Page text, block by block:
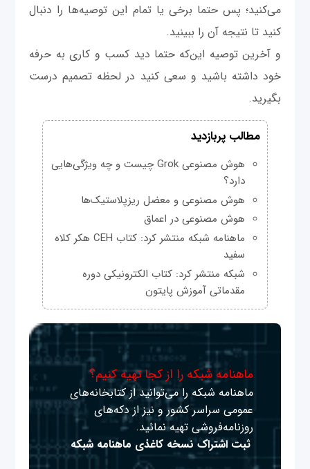
می‌کنید؛ پس حتما برخی یا تمام این توصیه‌ها را دنبال
کنید تا نتیجه آن را ببینید.
و آخرین توصیه این‌که حتما دید کسب و کاری به حرفه
خود داشته باشید و سعی کنید در لحظه تصمیم درست
بگیرید.
مطالب پربازدید
هوش مصنوعی Grok چیست و چه ویژگی‌هایی
دارد؟
هوش مصنوعی و معضل ریزپلاستیک‌ها
هوش مصنوعی در اعماق
ماهنامه شبکه منتشر کرد: کتاب CEH هکر کلاه
سفید
شبکه منتشر کرد: کتاب الکترونیکی دوره
مقدماتی آموزش پایتون
ماهنامه شبکه را از کجا تهیه کنیم؟
ماهنامه شبکه را می‌توانید از کتابخانه‌های
عمومی سراسر کشور و نیز از دکه‌های
روزنامه‌فروشی تهیه نمائید.
ثبت اشتراک نسخه کاغذی ماهنامه شبکه